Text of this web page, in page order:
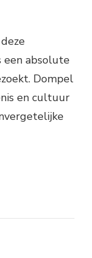
een absolute
Dompel
en cultuur